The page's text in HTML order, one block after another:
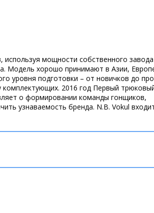
используя мощности собственного
Модель хорошо принимают в Азии,
уровня подготовки – от новичков до
комплектующих. 2016 год Первый
о формировании команды гонщиков,
узнаваемость бренда. N.B. Vokul